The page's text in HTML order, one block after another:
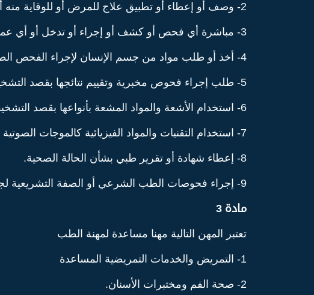
2- وصف أو إعطاء أو تطبيق علاج للمرض أو للوقاية منه أو التحسين صحة الإنسان.
3- مباشرة أي فحص أو كشف أو إجراء أو تدخل أو أي عمل طبي أو جراحي.
4- أخذ أو طلب مواد من جسم الإنسان لإجراء الفحص الطبي بقصد التشخيص أو العلاج أو الوقاية أو تحسين صحة الإنسان
5- طلب إجراء فحوص مخبرية وتقييم نتائجها بقصد التشخيص أو العلاج أو الوقاية أو تحسين صحة الإنسان
6- استخدام الأشعة والمواد المشعة بأنواعها بقصد التشخيص أو العلاج أو الوقاية أو تحسين صحة الإنسان
7- استخدام التقنيات والمواد الفيزيائية كالموجات الصوتية والضوئية وغيرها من المواد بقصد التشخيص أو العلاج أو الوقاية أو تحسين صحة الإنسان.
8- إعطاء شهادة أو تقرير طبي بشأن الحالة الصحية.
9- إجراء فحوصات الطب الشرعي أو الصفة التشريعية لجثث الموتى أو إعطاء تقارير طبيبة بهذا الشأن
مادة 3
تعتبر المهن التالية مهنا مساعدة لمهنة الطب
1- التمريض والخدمات التمريضية المساعدة
2- صحة الفم ومختبرات الأسنان.